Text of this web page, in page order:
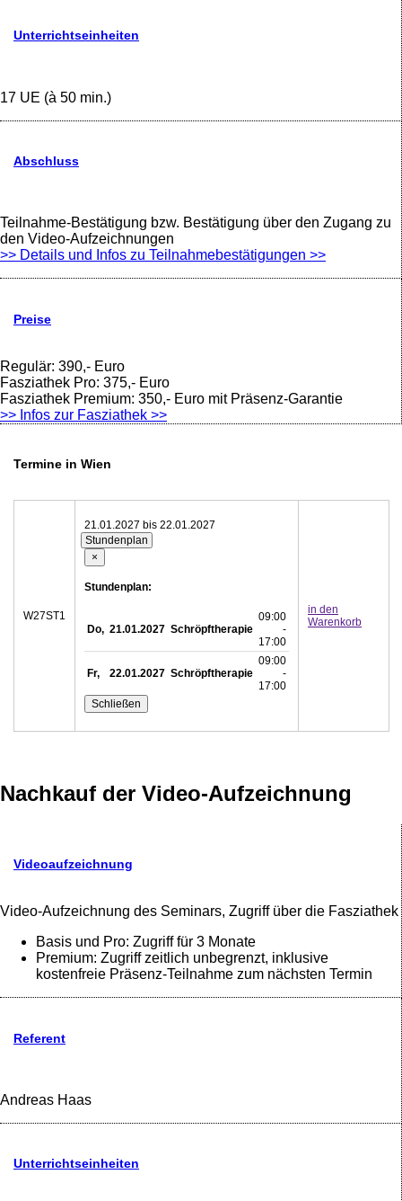
Unterrichtseinheiten
17 UE (à 50 min.)
Abschluss
Teilnahme-Bestätigung bzw. Bestätigung über den Zugang zu
den Video-Aufzeichnungen
>> Details und Infos zu Teilnahmebestätigungen >>
Preise
Regulär: 390,- Euro
Fasziathek Pro: 375,- Euro
Fasziathek Premium: 350,- Euro mit Präsenz-Garantie
>> Infos zur Fasziathek >>
Termine in Wien
W27ST1
21.01.2027 bis 22.01.2027
Stundenplan
×
Stundenplan:
Do, 21.01.2027 Schröpftherapie
09:00
-
17:00
Fr, 22.01.2027 Schröpftherapie
09:00
-
17:00
Schließen
in den
Warenkorb
Nachkauf der Video-Aufzeichnung
Videoaufzeichnung
Video-Aufzeichnung des Seminars, Zugriff über die Fasziathek
Basis und Pro: Zugriff für 3 Monate
Premium: Zugriff zeitlich unbegrenzt, inklusive
kostenfreie Präsenz-Teilnahme zum nächsten Termin
Referent
Andreas Haas
Unterrichtseinheiten